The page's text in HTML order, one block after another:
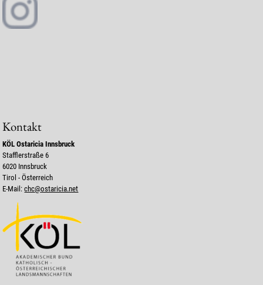
Kontakt
KÖL Ostaricia Innsbruck
Stafflerstraße 6
6020 Innsbruck
Tirol - Österreich
E-Mail:chc@ostaricia.net